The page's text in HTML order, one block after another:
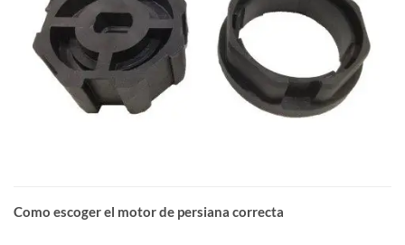
Como escoger el motor de persiana correcta